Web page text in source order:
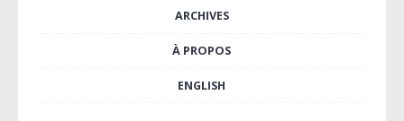
ARCHIVES
À PROPOS
ENGLISH